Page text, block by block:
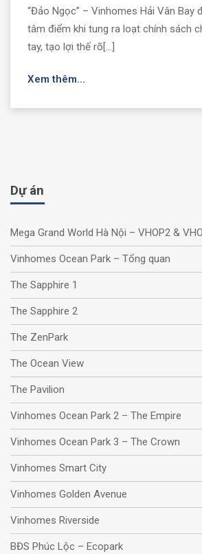
“Đảo Ngọc” – Vinhomes Hải Vân Bay
tâm điểm khi tung ra loạt chính sách
tay, tạo lợi thế rõ[...]
Xem thêm...
Dự án
Mega Grand World Hà Nội – VHOP2 &
Vinhomes Ocean Park – Tổng quan
The Sapphire 1
The Sapphire 2
The ZenPark
The Ocean View
The Pavilion
Vinhomes Ocean Park 2 – The Empire
Vinhomes Ocean Park 3 – The Crown
Vinhomes Smart City
Vinhomes Golden Avenue
Vinhomes Riverside
BĐS Phúc Lộc – Ecopark